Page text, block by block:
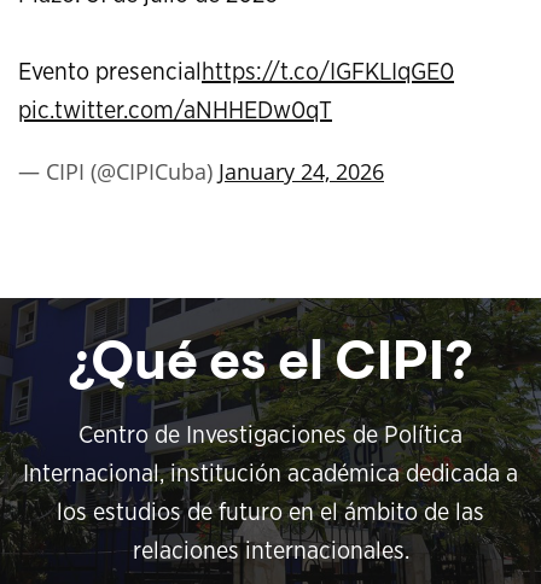
Evento presencial https://t.co/IGFKLIqGE0
pic.twitter.com/aNHHEDw0qT
— CIPI (@CIPICuba) January 24, 2026
¿Qué es el CIPI?
Centro de Investigaciones de Política
Internacional, institución académica dedicada a
los estudios de futuro en el ámbito de las
relaciones internacionales.